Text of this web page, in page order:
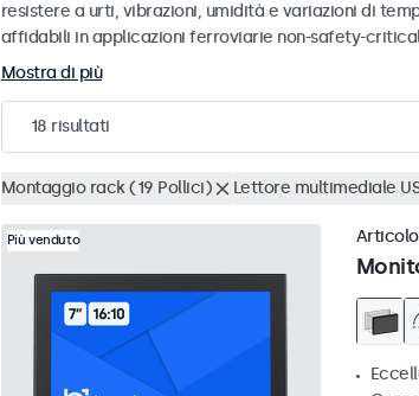
resistere a urti, vibrazioni, umidità e variazioni di
affidabili in applicazioni ferroviarie non-safety-
Mostra di più
18 risultati
Montaggio rack (19 Pollici) Lettore multimediale
Più venduto